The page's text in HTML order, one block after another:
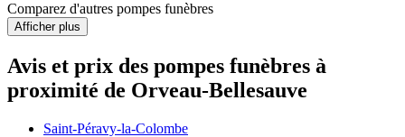
Comparez d'autres pompes funèbres
Afficher plus
Avis et prix des pompes funèbres à
proximité de Orveau-Bellesauve
Saint-Péravy-la-Colombe